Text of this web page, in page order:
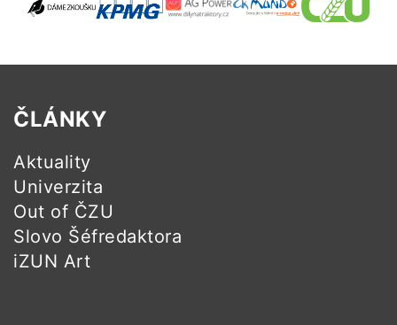
ČLÁNKY
Aktuality
Univerzita
Out of ČZU
Slovo Šéfredaktora
iZUN Art